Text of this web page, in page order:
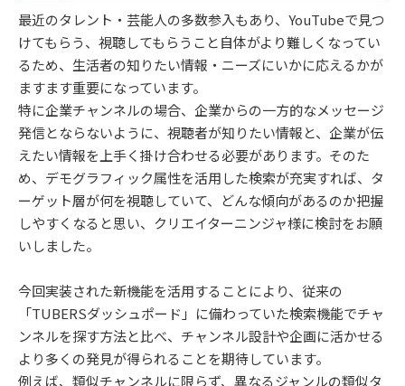
最近のタレント・芸能人の多数参入もあり、YouTubeで見つ
けてもらう、視聴してもらうこと自体がより難しくなってい
るため、生活者の知りたい情報・ニーズにいかに応えるかが
ますます重要になっています。
特に企業チャンネルの場合、企業からの一方的なメッセージ
発信とならないように、視聴者が知りたい情報と、企業が伝
えたい情報を上手く掛け合わせる必要があります。そのた
め、デモグラフィック属性を活用した検索が充実すれば、タ
ーゲット層が何を視聴していて、どんな傾向があるのか把握
しやすくなると思い、クリエイターニンジャ様に検討をお願
いしました。
今回実装された新機能を活用することにより、従来の
「TUBERSダッシュポード」に備わっていた検索機能でチャ
ンネルを探す方法と比べ、チャンネル設計や企画に活かせる
より多くの発見が得られることを期待しています。
例えば、類似チャンネルに限らず、異なるジャンルの類似タ